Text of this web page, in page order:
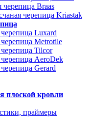
черепица Braas
черепица Kriastak
Luxard
Metrotile
Tilcor
AeroDek
Gerard
плоской кровли
праймеры